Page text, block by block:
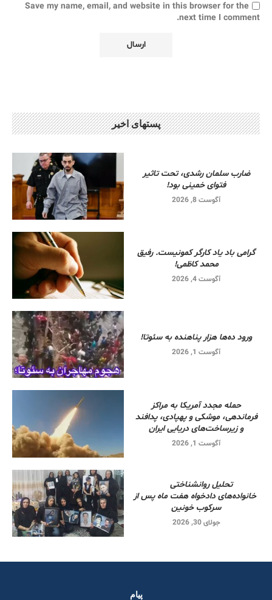
Save my name, email, and website in this browser for the
next time I comment.
پستهای اخیر
ضارب سلمان رشدی، تحت تاثیر
فتوای خمینی بود!
آگوست 8, 2026
گرامی باد یاد کارگر کمونیست. رفیق
محمد کاظمی!
آگوست 4, 2026
ورود ده‌ها هزار پناهنده به سئوتا!
آگوست 1, 2026
حمله مجدد آمریکا به مراکز
فرماندهی، موشکی و پهپادی، پدافند
و زیرساخت‌های دریایی ایران
آگوست 1, 2026
تحلیل روانشناختی
خانواده‌های دادخواه هفت ماه پس از
سرکوب خونین
جولای 30, 2026
پیام